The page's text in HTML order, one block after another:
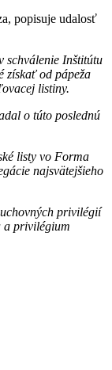
popisuje udalosť
schválenie Inštitútu
získať od pápeža
listiny.
o túto poslednú
listy vo Forma
najsvätejšieho
privilégií
a privilégium